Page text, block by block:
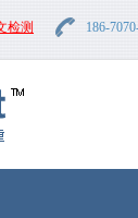
检测 186-